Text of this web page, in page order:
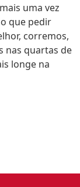
uma vez
que pedir
corremos,
nas quartas de
longe na